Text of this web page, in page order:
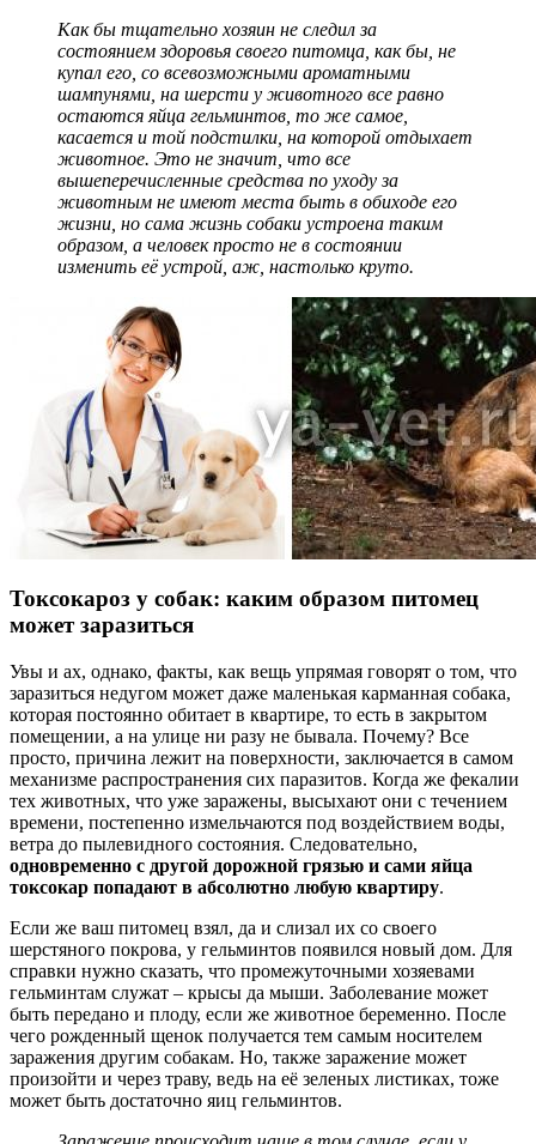
Как бы тщательно хозяин не следил за
состоянием здоровья своего питомца, как бы, не
купал его, со всевозможными ароматными
шампунями, на шерсти у животного все равно
остаются яйца гельминтов, то же самое,
касается и той подстилки, на которой отдыхает
животное. Это не значит, что все
вышеперечисленные средства по уходу за
животным не имеют места быть в обиходе его
жизни, но сама жизнь собаки устроена таким
образом, а человек просто не в состоянии
изменить её устрой, аж, настолько круто.
Токсокароз у собак: каким образом питомец
может заразиться
Увы и ах, однако, факты, как вещь упрямая говорят о том, что
заразиться недугом может даже маленькая карманная собака,
которая постоянно обитает в квартире, то есть в закрытом
помещении, а на улице ни разу не бывала. Почему? Все
просто, причина лежит на поверхности, заключается в самом
механизме распространения сих паразитов. Когда же фекалии
тех животных, что уже заражены, высыхают они с течением
времени, постепенно измельчаются под воздействием воды,
ветра до пылевидного состояния. Следовательно,
одновременно с другой дорожной грязью и сами яйца
токсокар попадают в абсолютно любую квартиру.
Если же ваш питомец взял, да и слизал их со своего
шерстяного покрова, у гельминтов появился новый дом. Для
справки нужно сказать, что промежуточными хозяевами
гельминтам служат – крысы да мыши. Заболевание может
быть передано и плоду, если же животное беременно. После
чего рожденный щенок получается тем самым носителем
заражения другим собакам. Но, также заражение может
произойти и через траву, ведь на её зеленых листиках, тоже
может быть достаточно яиц гельминтов.